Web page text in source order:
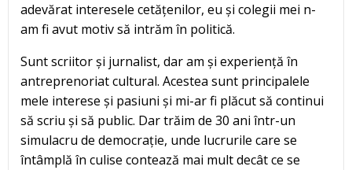
adevărat interesele cetățenilor, eu și colegii mei n-
am fi avut motiv să intrăm în politică.
Sunt scriitor și jurnalist, dar am și experiență în
antreprenoriat cultural. Acestea sunt principalele
mele interese și pasiuni și mi-ar fi plăcut să continui
să scriu și să public. Dar trăim de 30 ani într-un
simulacru de democrație, unde lucrurile care se
întâmplă în culise contează mai mult decât ce se